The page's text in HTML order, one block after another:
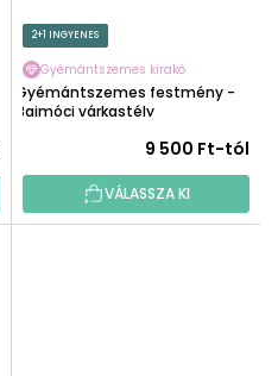
2+1 INGYENES
Gyémántszemes kirakó
Gyémántszemes festmény -
Bajmóci várkastély
9 500 Ft-tól
VÁLASSZA KI